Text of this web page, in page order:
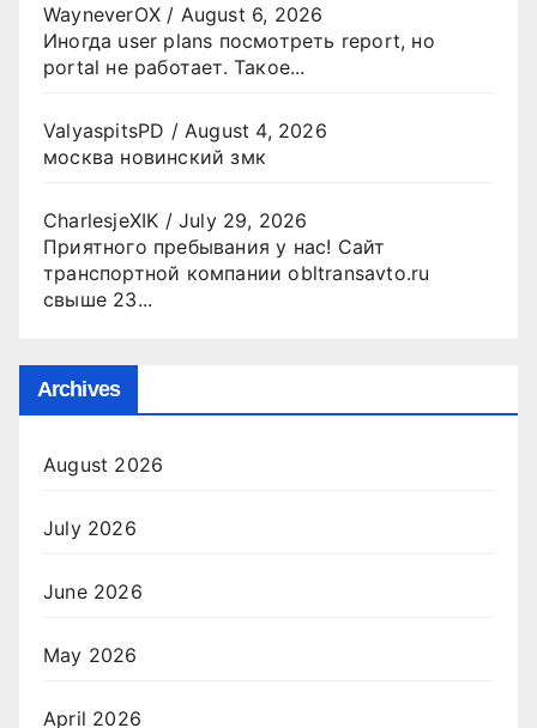
WayneverOX / August 6, 2026
Иногда user plans посмотреть report, но
portal не работает. Такое...
ValyaspitsPD / August 4, 2026
москва новинский змк
CharlesjeXIK /July 29, 2026
Приятного пребывания у нас! Сайт
транспортной компании obltransavto.ru
свыше 23...
Archives
August 2026
July 2026
June 2026
May 2026
April 2026